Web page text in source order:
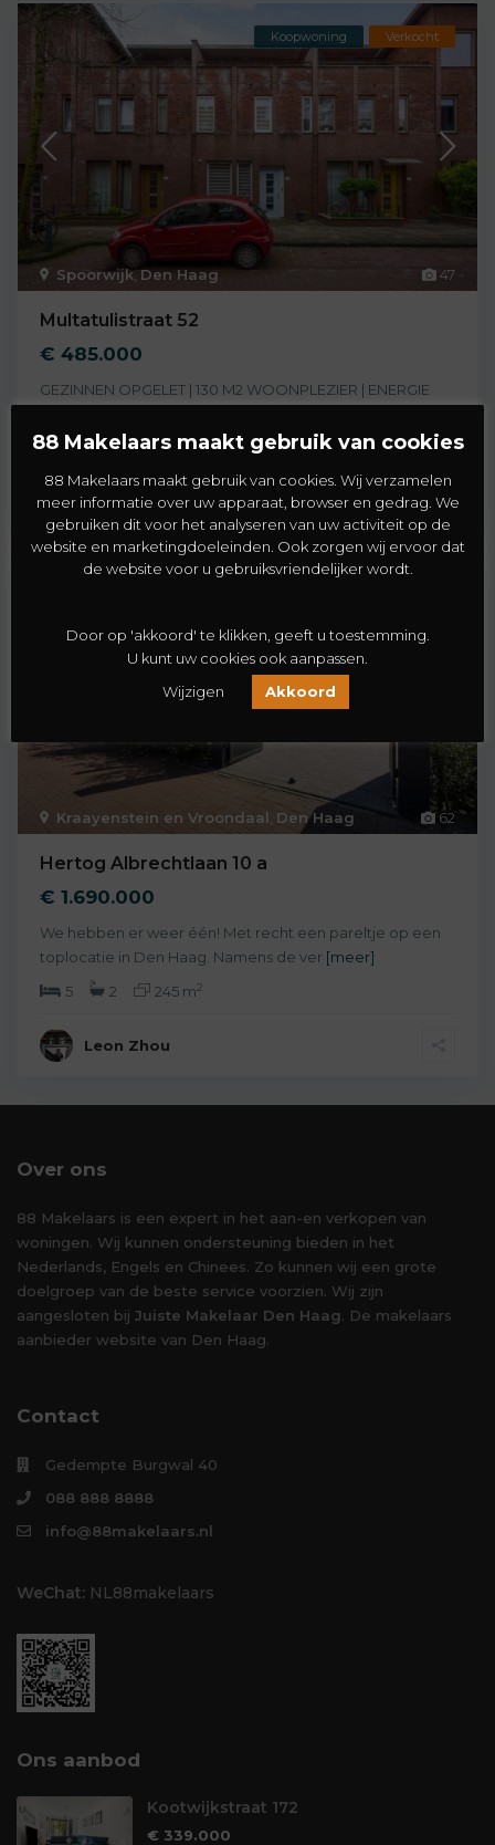
47
Spoorwijk,Den Haag
Koopwoning Verkocht
Multatulistraat 52
€ 485.000
GEZINNEN OPGELET | 130 M2 WOONPLEZIER | ENERGIE
4
1 130 m2
62
Kraayenstein en Vroondaal Den Haag
Koopwoning Verkocht
Hertog Albrechtlaan 10 a
€ 1.690.000
We hebben er weer één! Met recht een pareltje op een
toplocatie in Den Haag. Namens de ver [meer]
5
2 245 m2
Leon Zhou
Over ons
88 Makelaars is een expert in het aan-en verkopen van
woningen. Wij kunnen ondersteuning bieden in het
Nederlands, Engels en Chinees. Zo kunnen wij een grote
doelgroep van de beste service voorzien. Wij zijn
aangesloten bij Juiste Makelaar Den Haag. De makelaars
aanbieder website van Den Haag.
Contact
Gedempte Burgwal 40
088 888 8888
info@88makelaars.nl
WeChat: NL88makelaars
Ons aanbod
Kootwijkstraat 172
€ 339.000
88 Makelaars maakt gebruik van cookies
88 Makelaars maakt gebruik van cookies. Wij verzamelen
meer informatie over uw apparaat, browser en gedrag. We
gebruiken dit voor het analyseren van uw activiteit op de
website en marketingdoeleinden. Ook zorgen wij ervoor dat
de website voor u gebruiksvriendelijker wordt.
Door op 'akkoord' te klikken, geeft u toestemming.
U kunt uw cookies ook aanpassen.
Wijzigen
Akkoord